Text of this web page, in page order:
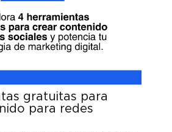
gratuitas para
para redes